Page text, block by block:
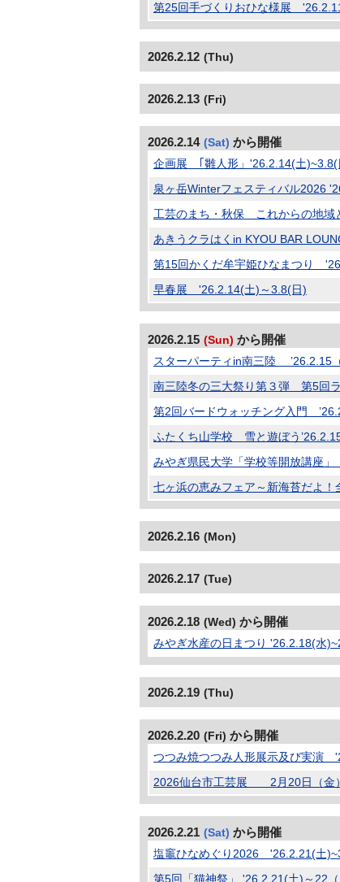
第25回手づくりおひな様展
2026.2.12 (Thu)
2026.2.13 (Fri)
2026.2.14 (Sat) から開催
企画展 ｢雛人形」'26.2.14(土)~3.8(
泉ヶ岳Winterフェスティバル2026
工芸のまち・秋保 これからの地
あきうクラはくin KYOU BAR
第15回かくだ牟宇姫ひなまつり
早春展 '26.2.14(土)～3.8(日)
2026.2.15 (Sun) から開催
スターパーティin南三陸 ’26.2.15（
南三陸冬の三大祭り第３弾 第5回
第2回バードウォッチング入門
ふたくち山学校 雪と遊ぼう
みやぎ県民大学「学校等開放講
七ヶ浜の恵みフェア～新海苔だよ
2026.2.16 (Mon)
2026.2.17 (Tue)
2026.2.18 (Wed) から開催
みやぎ水産の日まつり '26.2.18(水
2026.2.19 (Thu)
2026.2.20 (Fri) から開催
つつみ焼つつみ人形展示及び実演
2026仙台市工芸展 2月20日（金）
2026.2.21 (Sat) から開催
塩竈ひなめぐり2026 '26.2.21(土
第5回「猫神祭」 '26.2.21(土)～22